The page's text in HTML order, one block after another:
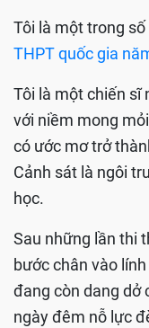
Tôi là một trong số
THPT quốc gia
Tôi là một chiến sĩ
với niềm mong
có ước mơ trở
Cảnh sát là ngôi
học.
Sau những lần thi
bước chân vào
đang còn dang dở
ngày đêm nỗ lực